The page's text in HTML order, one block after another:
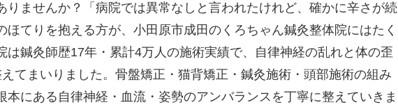
りませんか？「病院では異常なしと言われたけれど、確かに辛さが続
てりを抱える方が、小田原市成田のくろちゃん鍼灸整体院にはたく
は鍼灸師歴17年・累計4万人の施術実績で、自律神経の乱れと体の歪
てまいりました。骨盤矯正・猫背矯正・鍼灸施術・頭部施術の組み
本にある自律神経・血流・姿勢のアンバランスを丁寧に整えていきま